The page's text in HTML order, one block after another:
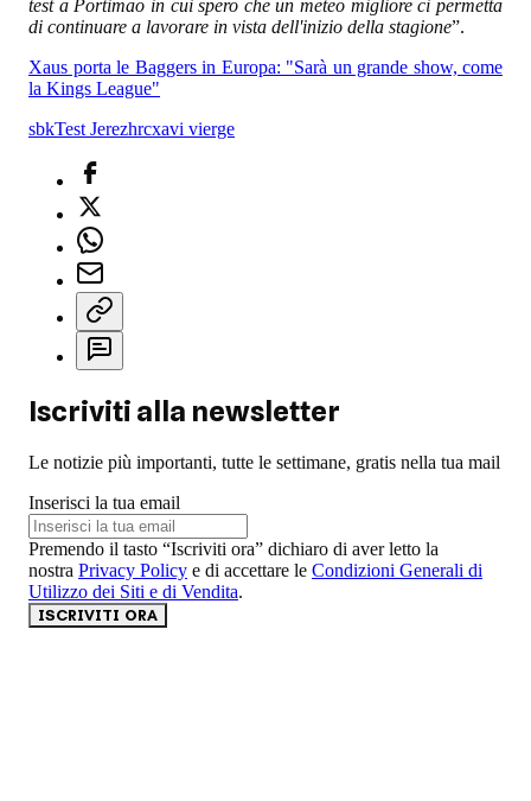
test a Portimao in cui spero che un meteo migliore ci permetta
di continuare a lavorare in vista dell'inizio della stagione”.
Xaus porta le Baggers in Europa: "Sarà un grande show, come
la Kings League"
sbkTest Jerezhrcxavi vierge
Iscriviti alla newsletter
Le notizie più importanti, tutte le settimane, gratis nella tua mail
Inserisci la tua email
Premendo il tasto “Iscriviti ora” dichiaro di aver letto la
nostra Privacy Policy e di accettare le Condizioni Generali di
Utilizzo dei Siti e di Vendita.
ISCRIVITI ORA